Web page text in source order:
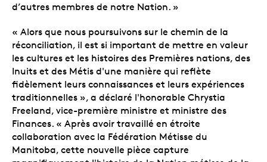
d’autres membres de notre Nation. »
« Alors que nous poursuivons sur le chemin de la
réconciliation, il est si important de mettre en valeur
les cultures et les histoires des Premières nations, des
Inuits et des Métis d'une manière qui reflète
fidèlement leurs connaissances et leurs expériences
traditionnelles », a déclaré l'honorable Chrystia
Freeland, vice-première ministre et ministre des
Finances. « Après avoir travaillé en étroite
collaboration avec la Fédération Métisse du
Manitoba, cette nouvelle pièce capture